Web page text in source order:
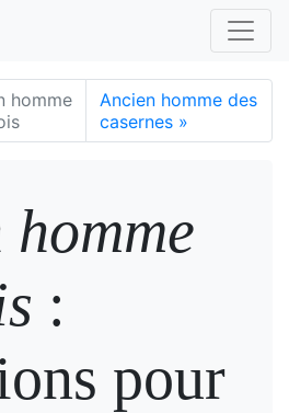
homme
Ancien homme des
casernes »
:
pour